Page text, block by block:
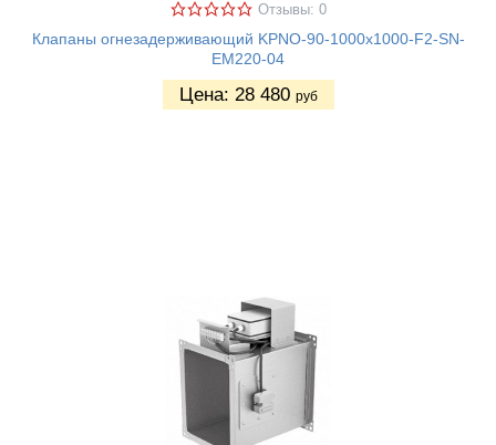
Отзывы: 0
Клапаны огнезадерживающий KPNO-90-1000х1000-F2-SN-
EM220-04
Цена: 28 480 руб